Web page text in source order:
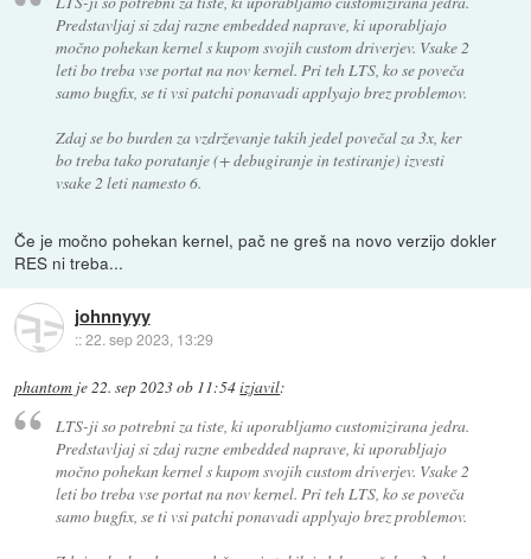
Predstavljaj si zdaj razne embedded naprave, ki uporabljajo
močno pohekan kernel s kupom svojih custom driverjev. Vsake 2
leti bo treba vse portat na nov kernel. Pri teh LTS, ko se poveča
samo bugfix, se ti vsi patchi ponavadi applyajo brez problemov.
Zdaj se bo burden za vzdrževanje takih jedel povečal za 3x, ker
bo treba tako poratanje (+ debugiranje in testiranje) izvesti
vsake 2 leti namesto 6.
Če je močno pohekan kernel, pač ne greš na novo verzijo dokler
RES ni treba...
johnnyyy
::22. sep 2023, 13:29
phantom je 22. sep 2023 ob 11:54izjavil:
LTS-ji so potrebni za tiste, ki uporabljamo customizirana jedra.
Predstavljaj si zdaj razne embedded naprave, ki uporabljajo
močno pohekan kernel s kupom svojih custom driverjev. Vsake 2
leti bo treba vse portat na nov kernel. Pri teh LTS, ko se poveča
samo bugfix, se ti vsi patchi ponavadi applyajo brez problemov.